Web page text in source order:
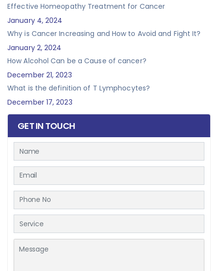
Effective Homeopathy Treatment for Cancer
January 4, 2024
Why is Cancer Increasing and How to Avoid and Fight It?
January 2, 2024
How Alcohol Can be a Cause of cancer?
December 21, 2023
What is the definition of T Lymphocytes?
December 17, 2023
GET IN TOUCH